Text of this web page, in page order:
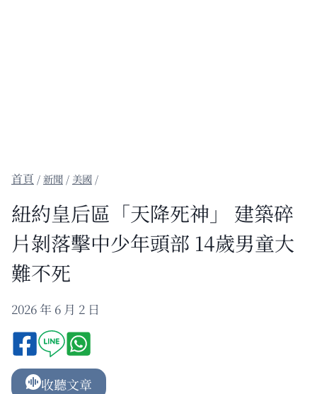
/新聞 / 美國 /
紐約皇后區「天降死神」 建築碎
片剝落擊中少年頭部 14歲男童大
難不死
2026 年 6 月 2 日
收聽文章